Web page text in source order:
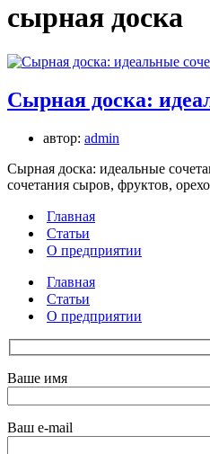
сырная доска
Сырная доска:
автор: admin
Сырная доска: идеальные
сочетания сыров, фруктов,
Главная
Статьи
О предприятии
Главная
Статьи
О предприятии
Ваше имя
Ваш e-mail